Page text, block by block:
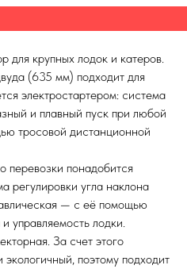
для крупных лодок и катеров.
(635 мм) подходит для
электростартером: система
и плавный пуск при любой
тросовой дистанционной
перевозки понадобится
регулировки угла наклона
— с её помощью
управляемость лодки.
За счет этого
поэтому подходит